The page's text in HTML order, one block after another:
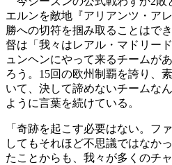
エルンを敵地『アリアンツ・ア
勝への切符を掴み取ることはで
督は「我々はレアル・マドリー
ュンヘンにやって来るチームが
ろう。15回の欧州制覇を誇り、
いて、決して諦めないチームな
ように言葉を続けている。
「奇跡を起こす必要はない。フ
してもそれほど不思議ではなか
たことからも、我々が多くのチ